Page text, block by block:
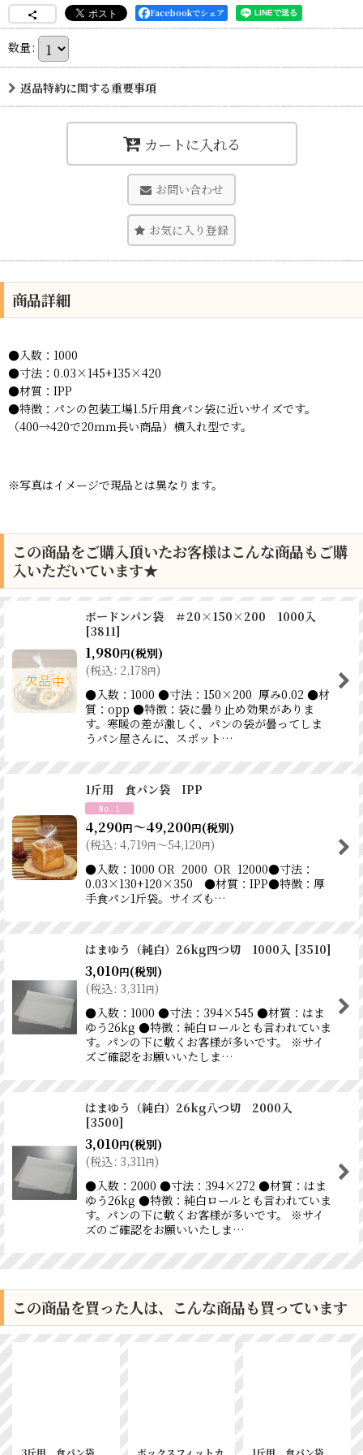
Facebookでシェア
数量:
返品特約に関する重要事項
カートに入れる
お問い合わせ
お気に入り登録
商品詳細
●入数：1000
●寸法：0.03×145+135×420
●材質：IPP
●特徴：パンの包装工場1.5斤用食パン袋に近いサイズです。
（400→420で20ｍｍ長い商品）横入れ型です。
※写真はイメージで現品とは異なります。
この商品をご購入頂いたお客様はこんな商品もご購
入いただいています★
ボードンパン袋 ＃20×150×200 1000入
[3811]
1,980円(税別)
(税込: 2,178円)
●入数：1000 ●寸法：150×200 厚み0.02 ●材
質：opp ●特徴：袋に曇り止め効果がありま
す。寒暖の差が激しく、パンの袋が曇ってしま
うパン屋さんに、スポット…
1斤用 食パン袋 IPP
4,290円～49,200円(税別)
(税込: 4,719円～54,120円)
●入数：1000 OR 2000 OR 12000●寸法：
0.03×130+120×350 ●材質：IPP●特徴：厚
手食パン1斤袋。サイズも…
はまゆう（純白）26kg四つ切 1000入 [3510]
3,010円(税別)
(税込: 3,311円)
●入数：1000 ●寸法：394×545 ●材質：はま
ゆう26kg ●特徴：純白ロールとも言われていま
す。パンの下に敷くお客様が多いです。 ※サイ
ズご確認をお願いいたしま…
はまゆう（純白）26kg八つ切 2000入
[3500]
3,010円(税別)
(税込: 3,311円)
●入数：2000 ●寸法：394×272 ●材質：はま
ゆう26kg ●特徴：純白ロールとも言われていま
す。パンの下に敷くお客様が多いです。 ※サイ
ズのご確認をお願いいたしま…
この商品を買った人は、こんな商品も買っています
【取寄せ品】バーガ オードブル皿 DXプ 2斤用 食パン袋